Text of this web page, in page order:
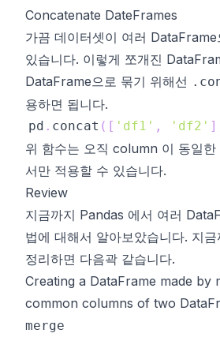
Concatenate DateFrames
가끔 데이터셋이 여러 DataFrame
있습니다. 이렇게 쪼개진
DataFrame으로 묶기 위해선
용하면 됩니다.
pd . concat ( [ 'df1' , 'df2' ]
위 함수는 오직 column 이 동일한
서만 적용할 수 있습니다.
Review
지금까지 Pandas 에서 여러
법에 대해서 알아보았습니다. 지
정리하면 다음곽 같습니다.
Creating a DataFrame made by
common columns of two
merge